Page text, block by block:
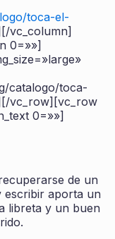
toca-el-
vc_column]
0=»»]
catalogo/toca-
vc_row][vc_row
0=»»]
de un
escribir aporta un
libreta y un buen